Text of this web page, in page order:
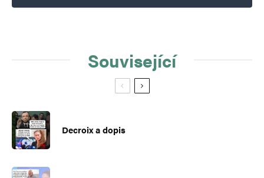
Související
Decroix a dopis